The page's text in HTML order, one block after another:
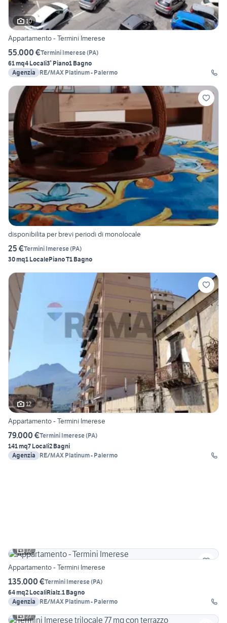
10
Appartamento - Termini Imerese
55.000 €Termini Imerese(PA)
61 mq4 Locali3° Piano1 Bagno
Agenzia
RE/MAX Platinum - Palermo
disponibilita per brevi periodi di monolocale
25 €Termini Imerese(PA)
30 mq1 LocalePiano T1 Bagno
12
Appartamento - Termini Imerese
79.000 €Termini Imerese(PA)
141 mq7 Locali2 Bagni
Agenzia
RE/MAX Platinum - Palermo
12
Appartamento - Termini Imerese
135.000 €Termini Imerese(PA)
64 mq2 LocaliRialz.1 Bagno
Agenzia
RE/MAX Platinum - Palermo
27